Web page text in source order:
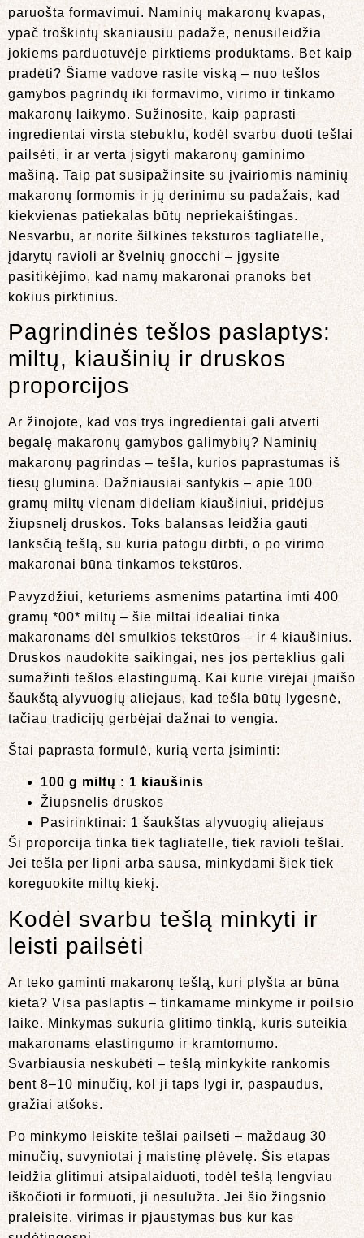
paruošta formavimui. Naminių makaronų kvapas,
ypač troškintų skaniausiu padaže, nenusileidžia
jokiems parduotuvėje pirktiems produktams. Bet kaip
pradėti? Šiame vadove rasite viską – nuo tešlos
gamybos pagrindų iki formavimo, virimo ir tinkamo
makaronų laikymo. Sužinosite, kaip paprasti
ingredientai virsta stebuklu, kodėl svarbu duoti tešlai
pailsėti, ir ar verta įsigyti makaronų gaminimo
mašiną. Taip pat susipažinsite su įvairiomis naminių
makaronų formomis ir jų derinimu su padažais, kad
kiekvienas patiekalas būtų nepriekaištingas.
Nesvarbu, ar norite šilkinės tekstūros tagliatelle,
įdarytų ravioli ar švelnių gnocchi – įgysite
pasitikėjimo, kad namų makaronai pranoks bet
kokius pirktinius.
Pagrindinės tešlos paslaptys:
miltų, kiaušinių ir druskos
proporcijos
Ar žinojote, kad vos trys ingredientai gali atverti
begalę makaronų gamybos galimybių? Naminių
makaronų pagrindas – tešla, kurios paprastumas iš
tiesų glumina. Dažniausiai santykis – apie 100
gramų miltų vienam dideliam kiaušiniui, pridėjus
žiupsnelį druskos. Toks balansas leidžia gauti
lanksčią tešlą, su kuria patogu dirbti, o po virimo
makaronai būna tinkamos tekstūros.
Pavyzdžiui, keturiems asmenims patartina imti 400
gramų *00* miltų – šie miltai idealiai tinka
makaronams dėl smulkios tekstūros – ir 4 kiaušinius.
Druskos naudokite saikingai, nes jos perteklius gali
sumažinti tešlos elastingumą. Kai kurie virėjai įmaišo
šaukštą alyvuogių aliejaus, kad tešla būtų lygesnė,
tačiau tradicijų gerbėjai dažnai to vengia.
Štai paprasta formulė, kurią verta įsiminti:
100 g miltų : 1 kiaušinis
Žiupsnelis druskos
Pasirinktinai: 1 šaukštas alyvuogių aliejaus
Ši proporcija tinka tiek tagliatelle, tiek ravioli tešlai.
Jei tešla per lipni arba sausa, minkydami šiek tiek
koreguokite miltų kiekį.
Kodėl svarbu tešlą minkyti ir
leisti pailsėti
Ar teko gaminti makaronų tešlą, kuri plyšta ar būna
kieta? Visa paslaptis – tinkamame minkyme ir poilsio
laike. Minkymas sukuria glitimo tinklą, kuris suteikia
makaronams elastingumo ir kramtomumo.
Svarbiausia neskubėti – tešlą minkykite rankomis
bent 8–10 minučių, kol ji taps lygi ir, paspaudus,
gražiai atšoks.
Po minkymo leiskite tešlai pailsėti – maždaug 30
minučių, suvyniotai į maistinę plėvelę. Šis etapas
leidžia glitimui atsipalaiduoti, todėl tešlą lengviau
iškočioti ir formuoti, ji nesulūžta. Jei šio žingsnio
praleisite, virimas ir pjaustymas bus kur kas